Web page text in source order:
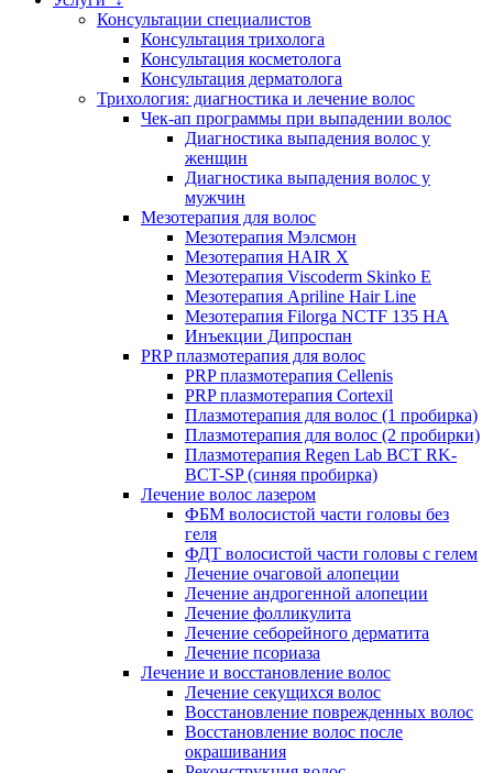
Консультации специалистов
Консультация трихолога
Консультация косметолога
Консультация дерматолога
Трихология: диагностика и лечение волос
Чек-ап программы при выпадении волос
Диагностика выпадения волос у
женщин
Диагностика выпадения волос у
мужчин
Мезотерапия для волос
Мезотерапия Мэлсмон
Мезотерапия HAIR X
Мезотерапия Viscoderm Skinko E
Мезотерапия Apriline Hair Line
Мезотерапия Filorga NCTF 135 HA
Инъекции Дипроспан
PRP плазмотерапия для волос
PRP плазмотерапия Cellenis
PRP плазмотерапия Cortexil
Плазмотерапия для волос (1 пробирка)
Плазмотерапия для волос (2 пробирки)
Плазмотерапия Regen Lab BCT RK-
BCT-SP (синяя пробирка)
Лечение волос лазером
ФБМ волосистой части головы без
геля
ФДТ волосистой части головы с гелем
Лечение очаговой алопеции
Лечение андрогенной алопеции
Лечение фолликулита
Лечение себорейного дерматита
Лечение псориаза
Лечение и восстановление волос
Лечение секущихся волос
Восстановление поврежденных волос
Восстановление волос после
окрашивания